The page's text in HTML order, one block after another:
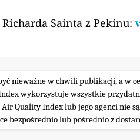
Sainta z Pekinu:
nieważne w chwili publikacji, a w
wykorzystuje wszystkie
Quality Index lub jego agenci nie
bezpośrednio lub pośrednio z